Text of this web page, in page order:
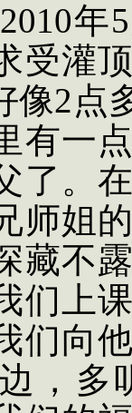
2010年5
受灌
像2点
有一
了。
师姐
藏不
们上
们向
，多